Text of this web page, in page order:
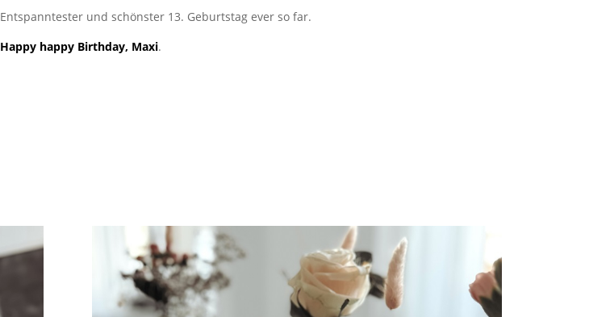
Entspanntester und schönster 13. Geburtstag ever so far.
Happy happy Birthday, Maxi.